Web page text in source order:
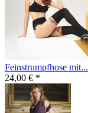
Feinstrumpfhose mit...
24,00 € *